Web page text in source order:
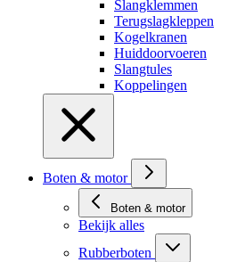
Slangklemmen
Terugslagkleppen
Kogelkranen
Huiddoorvoeren
Slangtules
Koppelingen
Boten & motor
Boten & motor
Bekijk alles
Rubberboten